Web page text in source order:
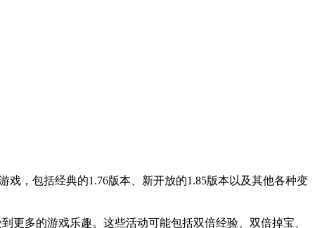
，包括经典的1.76版本、新开放的1.85版本以及其他各种变
更多的游戏乐趣。这些活动可能包括双倍经验、双倍掉宝、